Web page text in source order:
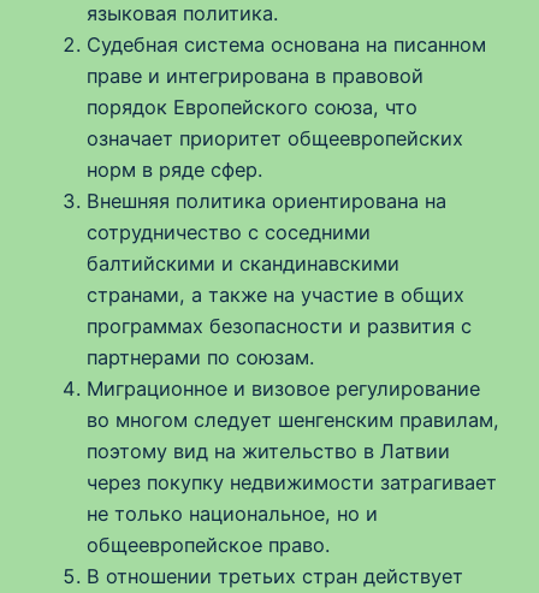
языковая политика.
Судебная система основана на писанном
праве и интегрирована в правовой
порядок Европейского союза, что
означает приоритет общеевропейских
норм в ряде сфер.
Внешняя политика ориентирована на
сотрудничество с соседними
балтийскими и скандинавскими
странами, а также на участие в общих
программах безопасности и развития с
партнерами по союзам.
Миграционное и визовое регулирование
во многом следует шенгенским правилам,
поэтому вид на жительство в Латвии
через покупку недвижимости затрагивает
не только национальное, но и
общеевропейское право.
В отношении третьих стран действует